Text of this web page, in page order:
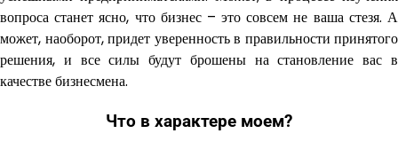
вопроса станет ясно, что бизнес – это совсем не ваша стезя. А
может, наоборот, придет уверенность в правильности принятого
решения, и все силы будут брошены на становление вас в
качестве бизнесмена.
Что в характере моем?